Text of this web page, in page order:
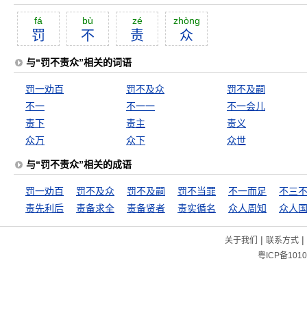
fá
罚
bù
不
zé
责
zhòng
众
与“罚不责众”相关的词语
罚一劝百 罚不及众
罚不及嗣
不一
不一一
不一会儿
责下
责主
责义
众万
众下 众世
与“罚不责众”相关的成语
罚一劝百 罚不及众 罚不及嗣 罚不当罪 不一而足
不三
责先利后
责备求全 责备贤者 责实循名 众人周知 众人
关于我们 | 联系方式|
粤ICP备